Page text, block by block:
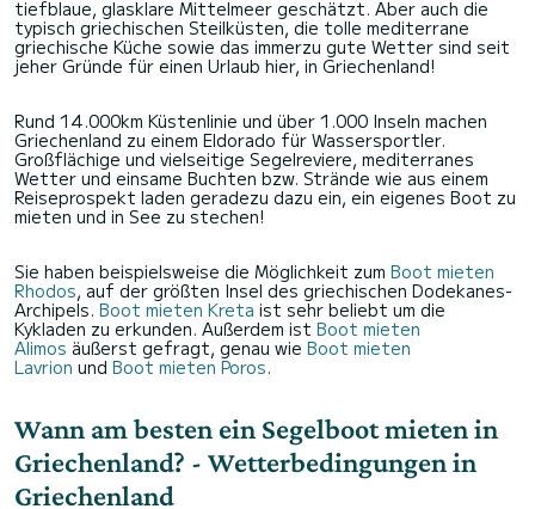
tiefblaue, glasklare Mittelmeer geschätzt. Aber auch die
typisch griechischen Steilküsten, die tolle mediterrane
griechische Küche sowie das immerzu gute Wetter sind seit
jeher Gründe für einen Urlaub hier, in Griechenland!
Rund 14.000km Küstenlinie und über 1.000 Inseln machen
Griechenland zu einem Eldorado für Wassersportler.
Großflächige und vielseitige Segelreviere, mediterranes
Wetter und einsame Buchten bzw. Strände wie aus einem
Reiseprospekt laden geradezu dazu ein, ein eigenes Boot zu
mieten und in See zu stechen!
Sie haben beispielsweise die Möglichkeit zum Boot mieten
Rhodos, auf der größten Insel des griechischen Dodekanes-
Archipels. Boot mieten Kreta ist sehr beliebt um die
Kykladen zu erkunden. Außerdem ist Boot mieten
Alimos äußerst gefragt, genau wie Boot mieten
Lavrion und Boot mieten Poros.
Wann am besten ein Segelboot mieten in
Griechenland? - Wetterbedingungen in
Griechenland